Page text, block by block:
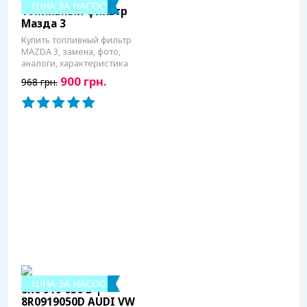
ЦІНА ЗА НАСОС!
Топливный фильтр
Мазда 3
Купить топливный фильтр
MAZDA 3, замена, фото,
аналоги, характеристика
968 грн. 900 грн.
ЦІНА ЗА НАСОС!
8R0 919 050 D |
8R0919050D AUDI VW